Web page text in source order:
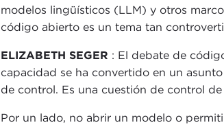
modelos lingüísticos (LLM) y otros
código abierto es un tema tan
ELIZABETH SEGER : El debate de
capacidad se ha convertido en un
de control. Es una cuestión de control
Por un lado, no abrir un modelo o